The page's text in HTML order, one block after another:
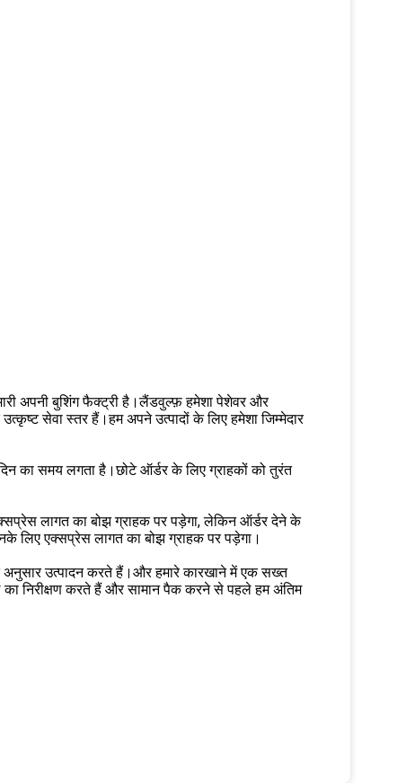
अपनी बुशिंग फैक्ट्री है।लैंडवुल्फ़ हमेशा पेशेवर और
सेवा स्तर हैं।हम अपने उत्पादों के लिए हमेशा जिम्मेदार
का समय लगता है।छोटे ऑर्डर के लिए ग्राहकों को तुरंत
लागत का बोझ ग्राहक पर पड़ेगा, लेकिन ऑर्डर देने के
लिए एक्सप्रेस लागत का बोझ ग्राहक पर पड़ेगा।
अनुसार उत्पादन करते हैं।और हमारे कारखाने में एक सख्त
का निरीक्षण करते हैं और सामान पैक करने से पहले हम अंतिम